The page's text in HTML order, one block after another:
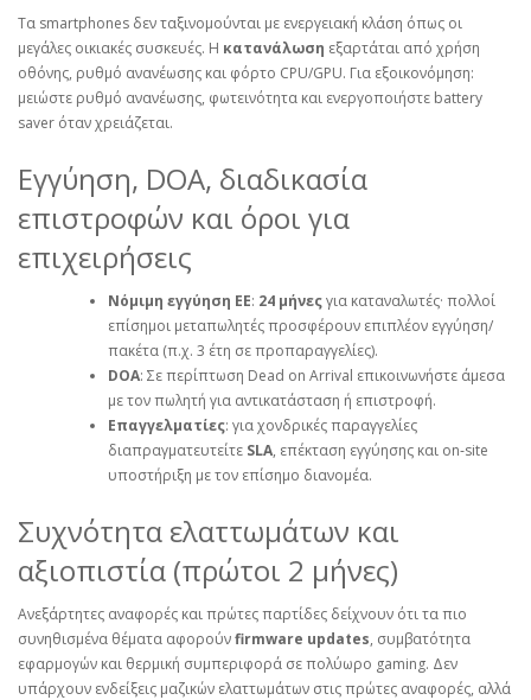
Τα smartphones δεν ταξινομούνται με ενεργειακή κλάση όπως οι
μεγάλες οικιακές συσκευές. Η κατανάλωση εξαρτάται από χρήση
οθόνης, ρυθμό ανανέωσης και φόρτο CPU/GPU. Για εξοικονόμηση:
μειώστε ρυθμό ανανέωσης, φωτεινότητα και ενεργοποιήστε battery
saver όταν χρειάζεται.
Εγγύηση, DOA, διαδικασία
επιστροφών και όροι για
επιχειρήσεις
Νόμιμη εγγύηση ΕΕ: 24 μήνεςγια καταναλωτές· πολλοί
επίσημοι μεταπωλητές προσφέρουν επιπλέον εγγύηση/
πακέτα (π.χ. 3 έτη σε προπαραγγελίες).
DOA: Σε περίπτωση Dead on Arrival επικοινωνήστε άμεσα
με τον πωλητή για αντικατάσταση ή επιστροφή.
Επαγγελματίες: για χονδρικές παραγγελίες
διαπραγματευτείτε SLA, επέκταση εγγύησης και on‑site
υποστήριξη με τον επίσημο διανομέα.
Συχνότητα ελαττωμάτων και
αξιοπιστία (πρώτοι 2 μήνες)
Ανεξάρτητες αναφορές και πρώτες παρτίδες δείχνουν ότι τα πιο
συνηθισμένα θέματα αφορούνfirmware updates, συμβατότητα
εφαρμογών και θερμική συμπεριφορά σε πολύωρο gaming. Δεν
υπάρχουν ενδείξεις μαζικών ελαττωμάτων στις πρώτες αναφορές, αλλά